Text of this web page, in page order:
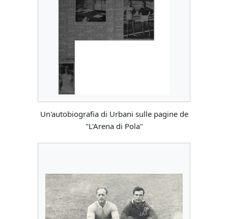
Un'autobiografia di Urbani sulle pagine de
"L'Arena di Pola"